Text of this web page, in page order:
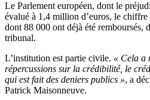
Le Parlement européen, dont le
évalué à 1,4 million d’euros, le chiffre
dont 88 000 ont déjà été remboursés,
tribunal.
L’institution est partie civile. « Cela a
répercussions sur la crédibilité, le
qui est fait des deniers publics », a
Patrick Maisonneuve.